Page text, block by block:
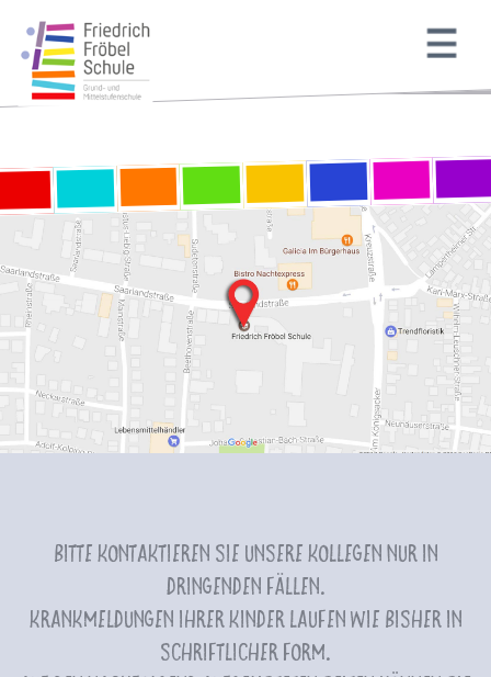
Bitte kontaktieren Sie unsere Kollegen nur in
dringenden Fällen.
Krankmeldungen Ihrer Kinder laufen wie bisher in
schriftlicher Form.